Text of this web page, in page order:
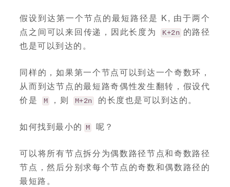
假设到达第一个节点的最短路径是 K, 由于两个
点之间可以来回传递，因此长度为
K+2n 的路径
也是可以到达的。
同样的，如果第一个节点可以到达一个奇数环，
从而到达节点的最短路奇偶性发生翻转，假设代
价是
M ，则 M+2n 的长度也是可以到达的。
如何找到最小的 M 呢？
可以将所有节点拆分为偶数路径节点和奇数路径
节点，然后分别求每个节点的奇数和偶数路径的
最短路。